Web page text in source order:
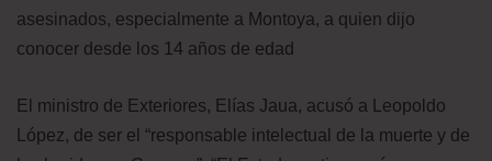
asesinados, especialmente a Montoya, a quien dijo
conocer desde los 14 años de edad
El ministro de Exteriores, Elías Jaua, acusó a Leopoldo
López, de ser el “responsable intelectual de la muerte y de